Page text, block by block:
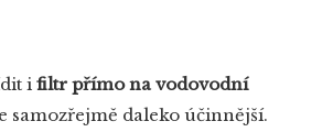
i filtr přímo na vodovodní
samozřejmě daleko účinnější.